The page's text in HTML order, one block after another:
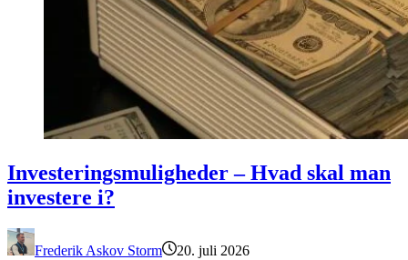
Investeringsmuligheder – Hvad skal man
investere i?
Frederik Askov Storm 20. juli 2026